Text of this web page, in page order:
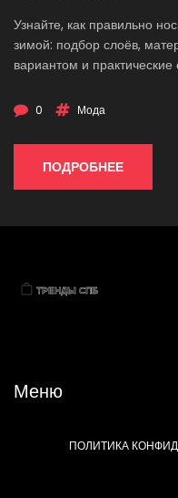
Узнайте, как правильно
зимой: подбор слоёв,
вариантом и практические
0 Мода
ПОДРОБНЕЕ
Меню
ПОЛИТИКА